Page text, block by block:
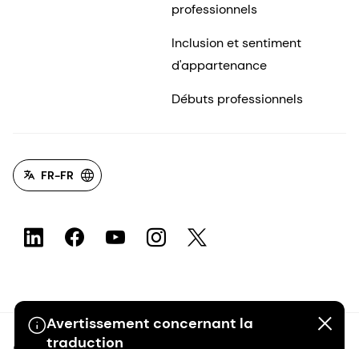
Avertissement concernant la
traduction
professionnels
Inclusion et sentiment
d'appartenance
Débuts professionnels
FR-FR